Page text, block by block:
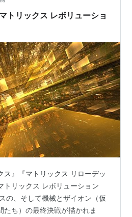
トリックス レボリューショ
ス』『マトリックス リローデッ
トリックス レボリューション
の、そして機械とザイオン（仮
たち）の最終決戦が描かれま